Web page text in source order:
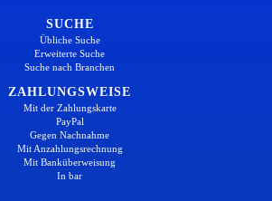
SUCHE
Übliche Suche
Erweiterte Suche
Suche nach Branchen
ZAHLUNGSWEISE
Mit der Zahlungskarte
PayPal
Gegen Nachnahme
Mit Anzahlungsrechnung
Mit Banküberweisung
In bar